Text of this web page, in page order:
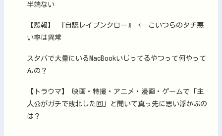
半端ない
【悲報】 『自認レイブンクロー』 ← こいつらのタチ悪
い率は異常
スタバで大量にいるMacBookいじってるやつって何やって
んの？
【トラウマ】 映画・特撮・アニメ・漫画・ゲームで「主
人公がガチで敗北した回」と聞いて真っ先に思い浮かぶの
は？